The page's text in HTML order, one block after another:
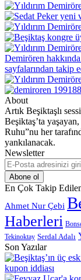
About
Artık Beşiktaşlı
Beşiktaş’ta
Ruhu”nu her
yankılanacak.
Newsletter
E-
Posta
adresinizi
giriniz
En Çok Takip
Ahmet Nur Çebi
Haberleri
Tekinoktay Serdal Adalı
Son Yazılar